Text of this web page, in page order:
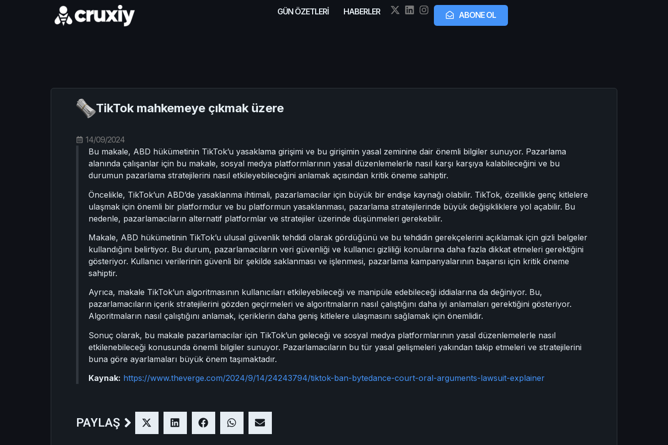
GÜN ÖZETLERİ HABERLER ABONE OL
TikTok mahkemeye çıkmak üzere
14/09/2024
Bu makale, ABD hükümetinin TikTok’u yasaklama girişimi ve bu girişimin yasal zeminine dair önemli bilgiler sunuyor. Pazarlama
alanında çalışanlar için bu makale, sosyal medya platformlarının yasal düzenlemelerle nasıl karşı karşıya kalabileceğini ve bu
durumun pazarlama stratejilerini nasıl etkileyebileceğini anlamak açısından kritik öneme sahiptir.
Öncelikle, TikTok’un ABD’de yasaklanma ihtimali, pazarlamacılar için büyük bir endişe kaynağı olabilir. TikTok, özellikle genç kitlelere
ulaşmak için önemli bir platformdur ve bu platformun yasaklanması, pazarlama stratejilerinde büyük değişikliklere yol açabilir. Bu
nedenle, pazarlamacıların alternatif platformlar ve stratejiler üzerinde düşünmeleri gerekebilir.
Makale, ABD hükümetinin TikTok’u ulusal güvenlik tehdidi olarak gördüğünü ve bu tehdidin gerekçelerini açıklamak için gizli belgeler
kullandığını belirtiyor. Bu durum, pazarlamacıların veri güvenliği ve kullanıcı gizliliği konularına daha fazla dikkat etmeleri gerektiğini
gösteriyor. Kullanıcı verilerinin güvenli bir şekilde saklanması ve işlenmesi, pazarlama kampanyalarının başarısı için kritik öneme
sahiptir.
Ayrıca, makale TikTok’un algoritmasının kullanıcıları etkileyebileceği ve manipüle edebileceği iddialarına da değiniyor. Bu,
pazarlamacıların içerik stratejilerini gözden geçirmeleri ve algoritmaların nasıl çalıştığını daha iyi anlamaları gerektiğini gösteriyor.
Algoritmaların nasıl çalıştığını anlamak, içeriklerin daha geniş kitlelere ulaşmasını sağlamak için önemlidir.
Sonuç olarak, bu makale pazarlamacılar için TikTok’un geleceği ve sosyal medya platformlarının yasal düzenlemelerle nasıl
etkilenebileceği konusunda önemli bilgiler sunuyor. Pazarlamacıların bu tür yasal gelişmeleri yakından takip etmeleri ve stratejilerini
buna göre ayarlamaları büyük önem taşımaktadır.
Kaynak: https://www.theverge.com/2024/9/14/24243794/tiktok-ban-bytedance-court-oral-arguments-lawsuit-explainer
PAYLAŞ